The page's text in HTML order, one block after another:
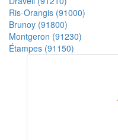
Ris-Orangis (91000)
Brunoy (91800)
Montgeron (91230)
Étampes (91150)